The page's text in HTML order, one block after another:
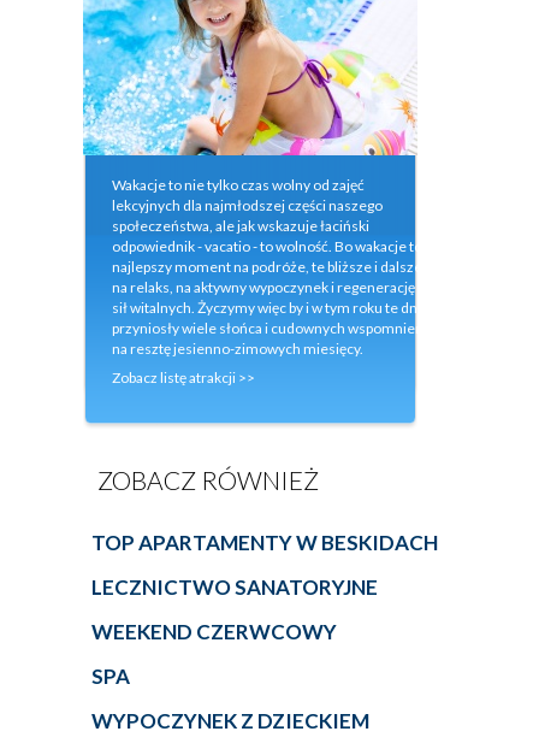
Wakacje to nie tylko czas wolny od zajęć
lekcyjnych dla najmłodszej części naszego
społeczeństwa, ale jak wskazuje łaciński
odpowiednik - vacatio - to wolność. Bo wakacje to
najlepszy moment na podróże, te bliższe i dalsze,
na relaks, na aktywny wypoczynek i regenerację
sił witalnych. Życzymy więc by i w tym roku te dni
przyniosły wiele słońca i cudownych wspomnień
na resztę jesienno-zimowych miesięcy.
Zobacz listę atrakcji >>
ZOBACZ RÓWNIEŻ
TOP APARTAMENTY W BESKIDACH
LECZNICTWO SANATORYJNE
WEEKEND CZERWCOWY
SPA
WYPOCZYNEK Z DZIECKIEM